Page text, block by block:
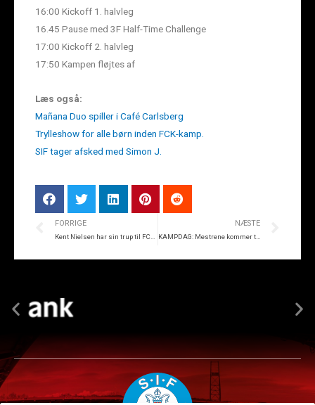
16:00 Kickoff 1. halvleg
16.45 Pause med 3F Half-Time Challenge
17:00 Kickoff 2. halvleg
17:50 Kampen fløjtes af
Læs også:
Mañana Duo spiller i Café Carlsberg
Trylleshow for alle børn inden FCK-kamp.
SIF tager afsked med Simon J.
FORRIGE NÆSTE
KAMPDAG: Mestrene kommer til Silkeborg